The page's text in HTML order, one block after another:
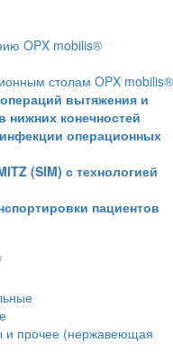
OPX mobilis®
столам OPX mobilis®
вытяжения и
нижних конечностей
операционных
(SIM) с технологией
пациентов
и прочее (нержавеющая